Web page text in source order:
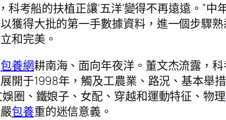
科考船的扶植正讓‘五洋’變得不再遠遠。”
獲得大批的第一手數據資料，進一個步驟
和完美。
包養網耕南海、面向年夜洋。董文杰流露，
開于1998年，觸及工農業、路況、基本舉
圈、鐵娘子、女配、穿越和運動特征、物理
包養重的迷信意義。